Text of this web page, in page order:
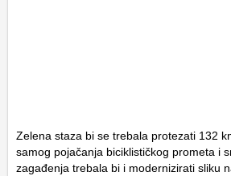
Zelena staza bi se trebala protezati 132
samog pojačanja biciklističkog prometa i
zagađenja trebala bi i modernizirati sliku